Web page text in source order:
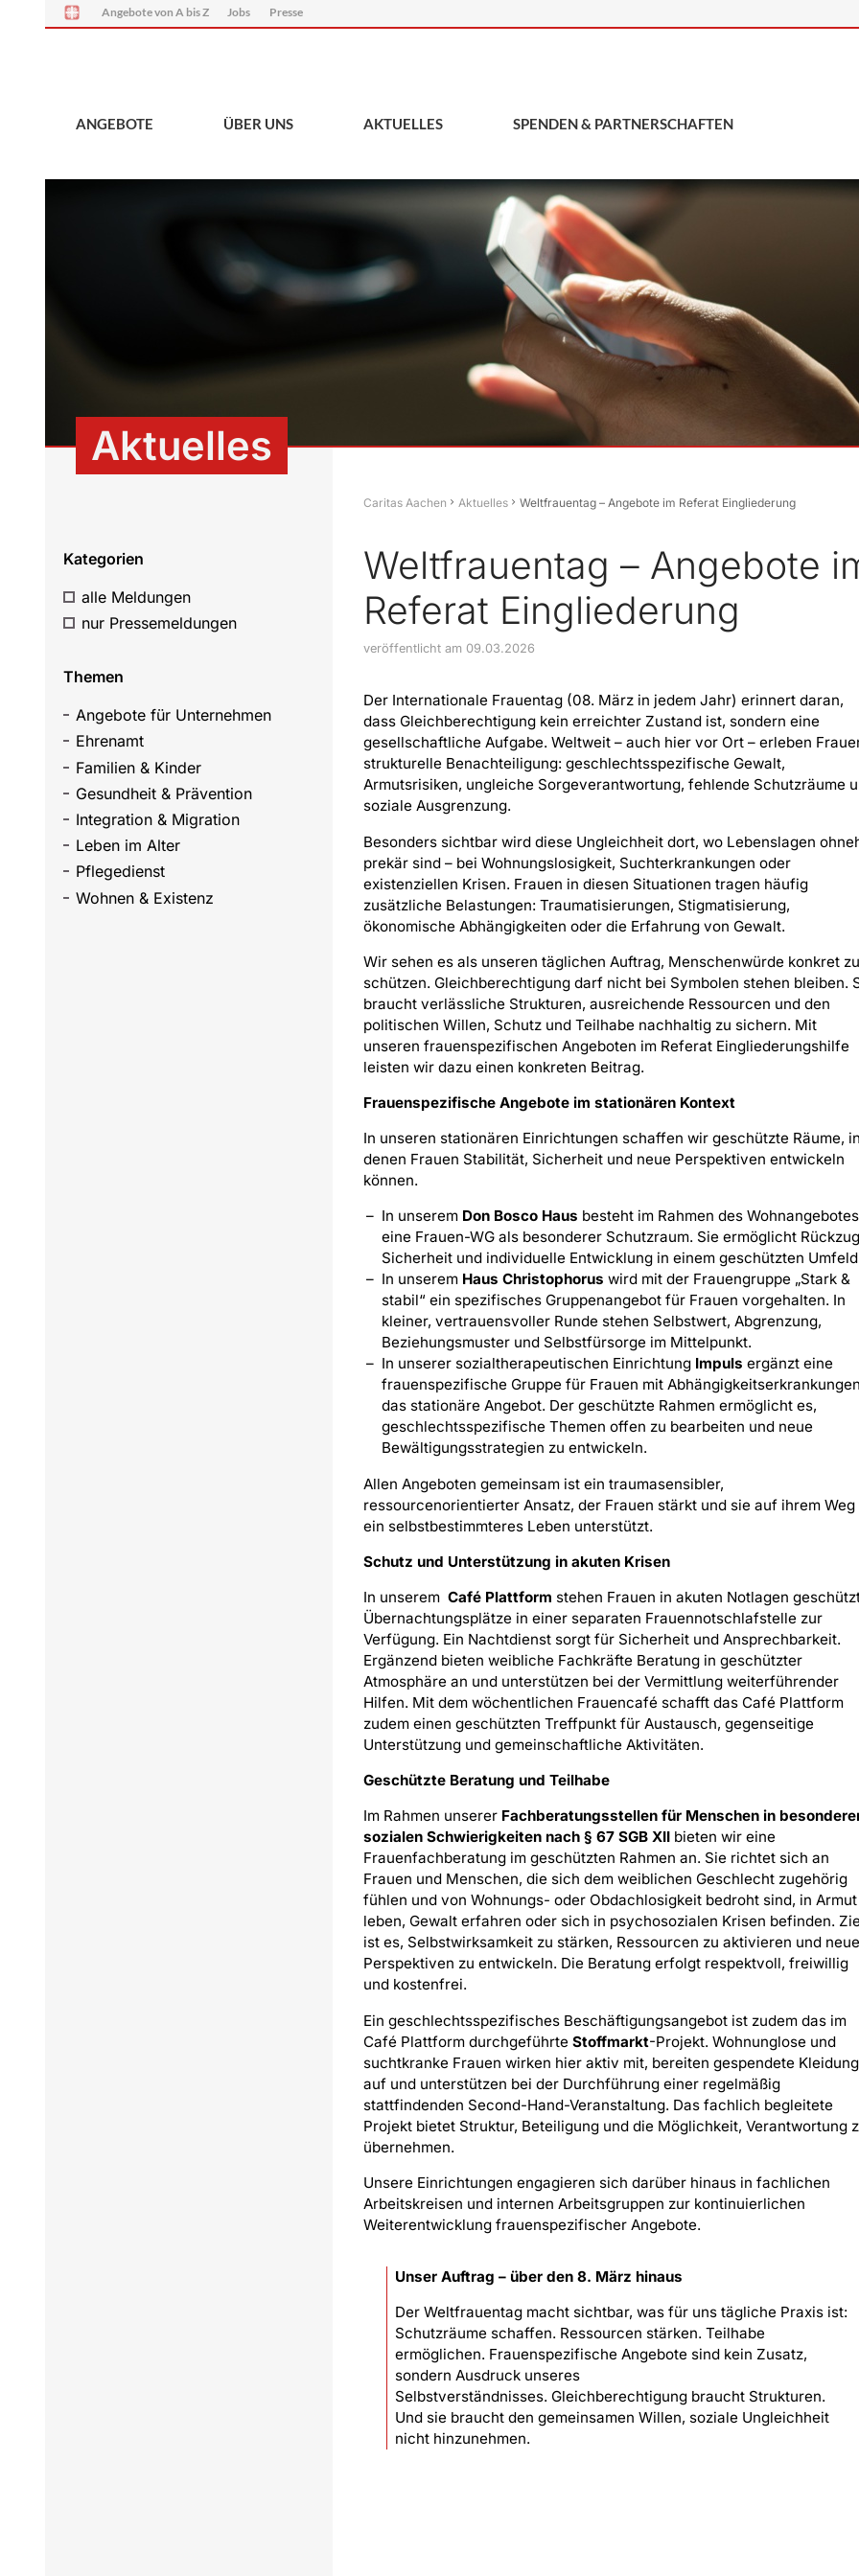
Angebote von A bis Z Jobs Presse
ANGEBOTE ÜBER UNS AKTUELLES SPENDEN & PARTNERSCHAFTEN
Aktuelles
Kategorien
alle Meldungen
nur Pressemeldungen
Themen
Angebote für Unternehmen
Ehrenamt
Familien & Kinder
Gesundheit & Prävention
Integration & Migration
Leben im Alter
Pflegedienst
Wohnen & Existenz
Caritas Aachen Aktuelles Weltfrauentag – Angebote im Referat Eingliederung
Weltfrauentag – Angebote
Referat Eingliederung
veröffentlicht am 09.03.2026
Der Internationale Frauentag (08. März in jedem Jahr) erinnert daran,
dass Gleichberechtigung kein erreichter Zustand ist, sondern eine
gesellschaftliche Aufgabe. Weltweit – auch hier vor Ort – erleben
strukturelle Benachteiligung: geschlechtsspezifische Gewalt,
Armutsrisiken, ungleiche Sorgeverantwortung, fehlende Schutzräume
soziale Ausgrenzung.
Besonders sichtbar wird diese Ungleichheit dort, wo Lebenslagen
prekär sind – bei Wohnungslosigkeit, Suchterkrankungen oder
existenziellen Krisen. Frauen in diesen Situationen tragen häufig
zusätzliche Belastungen: Traumatisierungen, Stigmatisierung,
ökonomische Abhängigkeiten oder die Erfahrung von Gewalt.
Wir sehen es als unseren täglichen Auftrag, Menschenwürde konkret zu
schützen. Gleichberechtigung darf nicht bei Symbolen stehen bleiben.
braucht verlässliche Strukturen, ausreichende Ressourcen und den
politischen Willen, Schutz und Teilhabe nachhaltig zu sichern. Mit
unseren frauenspezifischen Angeboten im Referat Eingliederungshilfe
leisten wir dazu einen konkreten Beitrag.
Frauenspezifische Angebote im stationären Kontext
In unseren stationären Einrichtungen schaffen wir geschützte Räume, in
denen Frauen Stabilität, Sicherheit und neue Perspektiven entwickeln
können.
In unserem Don Bosco Haus besteht im Rahmen des Wohnangebotes
eine Frauen-WG als besonderer Schutzraum. Sie ermöglicht
Sicherheit und individuelle Entwicklung in einem geschützten
In unserem Haus Christophorus wird mit der Frauengruppe „Stark &
stabil“ ein spezifisches Gruppenangebot für Frauen vorgehalten. In
kleiner, vertrauensvoller Runde stehen Selbstwert, Abgrenzung,
Beziehungsmuster und Selbstfürsorge im Mittelpunkt.
In unserer sozialtherapeutischen Einrichtung Impuls ergänzt eine
frauenspezifische Gruppe für Frauen mit Abhängigkeitserkrankungen
das stationäre Angebot. Der geschützte Rahmen ermöglicht es,
geschlechtsspezifische Themen offen zu bearbeiten und neue
Bewältigungsstrategien zu entwickeln.
Allen Angeboten gemeinsam ist ein traumasensibler,
ressourcenorientierter Ansatz, der Frauen stärkt und sie auf ihrem Weg
ein selbstbestimmteres Leben unterstützt.
Schutz und Unterstützung in akuten Krisen
In unserem Café Plattform stehen Frauen in akuten Notlagen
Übernachtungsplätze in einer separaten Frauennotschlafstelle zur
Verfügung. Ein Nachtdienst sorgt für Sicherheit und Ansprechbarkeit.
Ergänzend bieten weibliche Fachkräfte Beratung in geschützter
Atmosphäre an und unterstützen bei der Vermittlung weiterführender
Hilfen. Mit dem wöchentlichen Frauencafé schafft das Café Plattform
zudem einen geschützten Treffpunkt für Austausch, gegenseitige
Unterstützung und gemeinschaftliche Aktivitäten.
Geschützte Beratung und Teilhabe
Im Rahmen unserer Fachberatungsstellen für Menschen in
sozialen Schwierigkeiten nach § 67 SGB XII bieten wir eine
Frauenfachberatung im geschützten Rahmen an. Sie richtet sich an
Frauen und Menschen, die sich dem weiblichen Geschlecht zugehörig
fühlen und von Wohnungs- oder Obdachlosigkeit bedroht sind, in Armut
leben, Gewalt erfahren oder sich in psychosozialen Krisen befinden.
ist es, Selbstwirksamkeit zu stärken, Ressourcen zu aktivieren und neue
Perspektiven zu entwickeln. Die Beratung erfolgt respektvoll, freiwillig
und kostenfrei.
Ein geschlechtsspezifisches Beschäftigungsangebot ist zudem das im
Café Plattform durchgeführte Stoffmarkt-Projekt. Wohnunglose und
suchtkranke Frauen wirken hier aktiv mit, bereiten gespendete Kleidung
auf und unterstützen bei der Durchführung einer regelmäßig
stattfindenden Second-Hand-Veranstaltung. Das fachlich begleitete
Projekt bietet Struktur, Beteiligung und die Möglichkeit, Verantwortung
übernehmen.
Unsere Einrichtungen engagieren sich darüber hinaus in fachlichen
Arbeitskreisen und internen Arbeitsgruppen zur kontinuierlichen
Weiterentwicklung frauenspezifischer Angebote.
Unser Auftrag – über den 8. März hinaus
Der Weltfrauentag macht sichtbar, was für uns tägliche Praxis ist:
Schutzräume schaffen. Ressourcen stärken. Teilhabe
ermöglichen. Frauenspezifische Angebote sind kein Zusatz,
sondern Ausdruck unseres
Selbstverständnisses. Gleichberechtigung braucht Strukturen.
Und sie braucht den gemeinsamen Willen, soziale Ungleichheit
nicht hinzunehmen.